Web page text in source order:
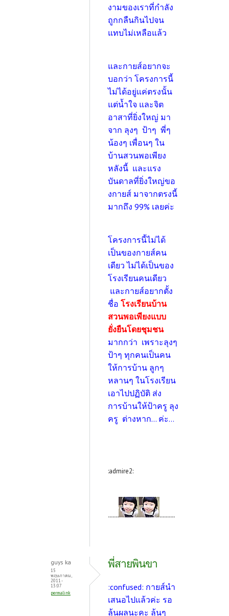
งามของเราที่กำลัง
ถูกกลืนกินไปจน
แทบไม่เหลือแล้ว
และกายส์อยากจะ
บอกว่า โครงการนี้
ไม่ได้อยู่แค่ตรงนั้น
แต่น้ำใจ และจิต
อาสาที่ยิ่งใหญ่ มา
จาก ลุงๆ ป้าๆ พี่ๆ
น้องๆ เพื่อนๆ ใน
บ้านสวนพอเพียง
หลังนี้ และแรง
บันดาลที่ยิ่งใหญ่ขอ
งกายส์ มาจากตรงนี้
มากถึง 99% เลยค่ะ
โครงการนี้ไม่ได้
เป็นของกายส์คน
เดียว ไม่ได้เป็นของ
โรงเรียนคนเดียว
และกายส์อยากตั้ง
ชื่อ โรงเรียนบ้าน
สวนพอเพียงแบบ
ยั่งยืนโดยชุมชน
มากกว่า เพราะลุงๆ
ป้าๆ ทุกคนเป็นคน
ให้การบ้าน ลูกๆ
หลานๆ ในโรงเรียน
เอาไปปฏิบัติ ส่ง
การบ้านให้ป้าครู ลุง
ครู ต่างหาก... ค่ะ...
:admire2:
....... ..........
guys ka
15
พฤษภาคม,
2011 -
13:07
permalink
พี่สายพินขา
:confused: กายส์นำ
เสนอไปแล้วค่ะ รอ
ลุ้นผลนะคะ ลุ้นๆ